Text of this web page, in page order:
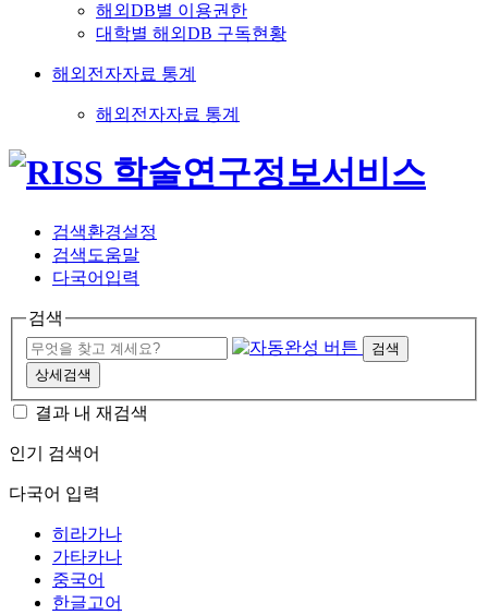
해외DB별 이용권한
대학별 해외DB 구독현황
해외전자자료 통계
해외전자자료 통계
검색환경설정
검색도움말
다국어입력
검색
검색
상세검색
결과 내 재검색
인기 검색어
다국어 입력
히라가나
가타카나
중국어
한글고어